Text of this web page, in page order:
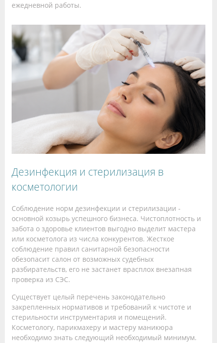
ежедневной работы.
Дезинфекция и стерилизация в
косметологии
Соблюдение норм дезинфекции и стерилизации -
основной козырь успешного бизнеса. Чистоплотность и
забота о здоровье клиентов выгодно выделит мастера
или косметолога из числа конкурентов. Жесткое
соблюдение правил санитарной безопасности
обезопасит салон от возможных судебных
разбирательств, его не застанет врасплох внезапная
проверка из СЭС.
Существует целый перечень законодательно
закрепленных нормативов и требований к чистоте и
стерильности инструментария и помещений.
Косметологу, парикмахеру и мастеру маникюра
необходимо знать следующий необходимый минимум.